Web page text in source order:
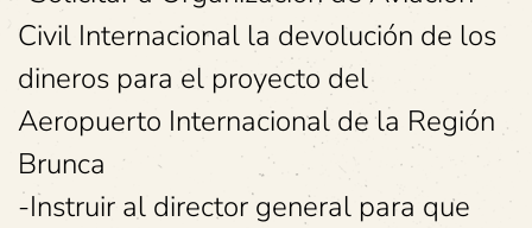
Civil Internacional la devolución de los
dineros para el proyecto del
Aeropuerto Internacional de la Región
Brunca
-Instruir al director general para que